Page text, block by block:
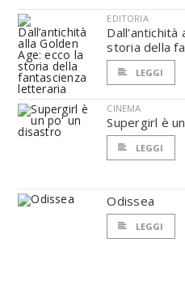
EDITORIA
Dall’antichità
storia della
LEGGI
CINEMA
Supergirl è
LEGGI
Odissea
LEGGI